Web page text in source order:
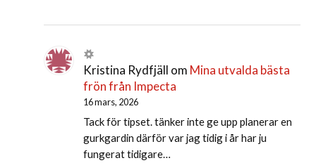
Kristina Rydfjäll om Mina utvalda bästa
frön från Impecta
16 mars, 2026
Tack för tipset. tänker inte ge upp planerar en
gurkgardin därför var jag tidig i år har ju
fungerat tidigare…